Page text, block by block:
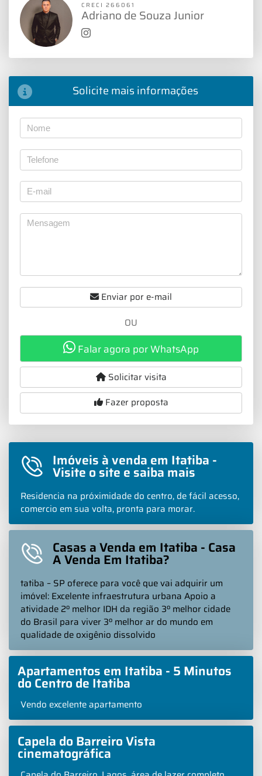
CRECI 266061
Adriano de Souza Junior
Solicite mais informações
Enviar por e-mail
OU
Falar agora por WhatsApp
Solicitar visita
Fazer proposta
Imóveis à venda em Itatiba -
Visite o site e saiba mais
Residencia na próximidade do centro, de fácil acesso,
comercio em sua volta, pronta para morar.
Casas a Venda em Itatiba - Casa
A Venda Em Itatiba?
tatiba – SP oferece para você que vai adquirir um
imóvel: Excelente infraestrutura urbana Apoio a
atividade 2º melhor IDH da região 3º melhor cidade
do Brasil para viver 3º melhor ar do mundo em
qualidade de oxigênio dissolvido
Apartamentos em Itatiba - 5 Minutos
do Centro de Itatiba
Vendo excelente apartamento
Capela do Barreiro Vista
cinematográfica